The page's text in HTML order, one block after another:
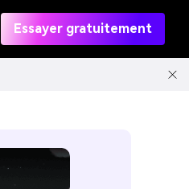
Essayer gratuitement